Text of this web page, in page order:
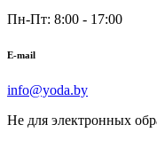
Пн-Пт: 8:00 - 17:00
E-mail
info@yoda.by
Не для электронных